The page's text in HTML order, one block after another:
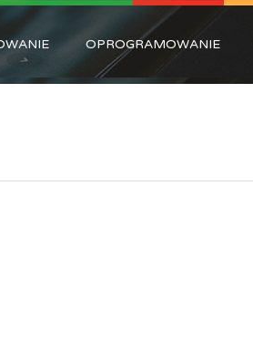
OPROGRAMOWANIE